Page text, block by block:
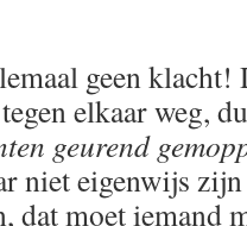
geen klacht!
elkaar weg,
geurend
niet eigenwijs
dat moet iemand